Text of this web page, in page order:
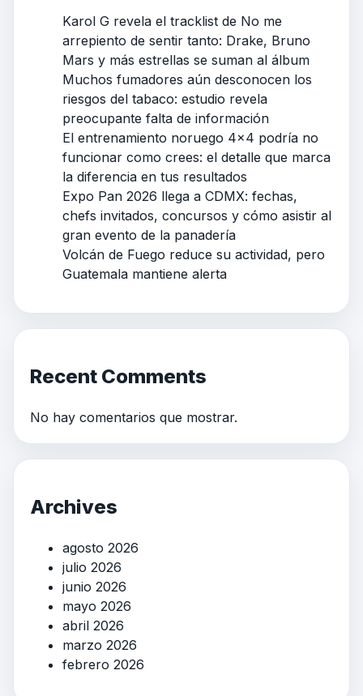
Karol G revela el tracklist de No me
arrepiento de sentir tanto: Drake, Bruno
Mars y más estrellas se suman al álbum
Muchos fumadores aún desconocen los
riesgos del tabaco: estudio revela
preocupante falta de información
El entrenamiento noruego 4×4 podría no
funcionar como crees: el detalle que marca
la diferencia en tus resultados
Expo Pan 2026 llega a CDMX: fechas,
chefs invitados, concursos y cómo asistir al
gran evento de la panadería
Volcán de Fuego reduce su actividad, pero
Guatemala mantiene alerta
Recent Comments
No hay comentarios que mostrar.
Archives
agosto 2026
julio 2026
junio 2026
mayo 2026
abril 2026
marzo 2026
febrero 2026